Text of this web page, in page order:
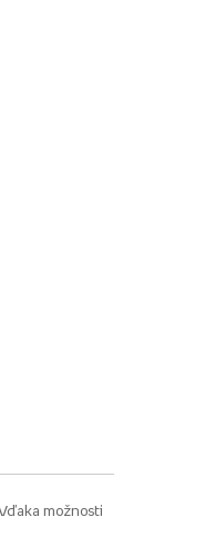
možnosti